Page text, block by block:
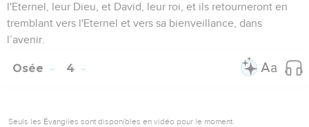
l'Eternel, leur Dieu, et David, leur roi, et ils retourneront en
tremblant vers l'Eternel et vers sa bienveillance, dans
l’avenir.
Osée 4
Seuls les Évangiles sont disponibles en vidéo pour le moment.